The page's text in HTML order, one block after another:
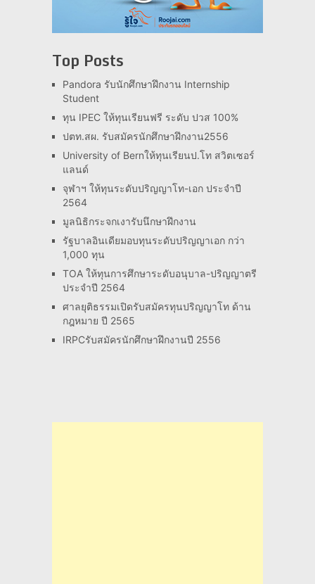
Top Posts
Pandora รับนักศึกษาฝึกงาน Internship
Student
ทุน IPEC ให้ทุนเรียนฟรี ระดับ ปวส 100%
ปตท.สผ. รับสมัครนักศึกษาฝึกงาน2556
University of Bernให้ทุนเรียนป.โท สวิตเซอร์
แลนด์
จุฬาฯ ให้ทุนระดับปริญญาโท-เอก ประจำปี
2564
มูลนิธิกระจกเงารับนึกษาฝึกงาน
รัฐบาลอินเดียมอบทุนระดับปริญญาเอก กว่า
1,000 ทุน
TOA ให้ทุนการศึกษาระดับอนุบาล-ปริญญาตรี
ประจำปี 2564
ศาลยุติธรรมเปิดรับสมัครทุนปริญญาโท ด้าน
กฎหมาย ปี 2565
IRPCรับสมัครนักศึกษาฝึกงานปี 2556